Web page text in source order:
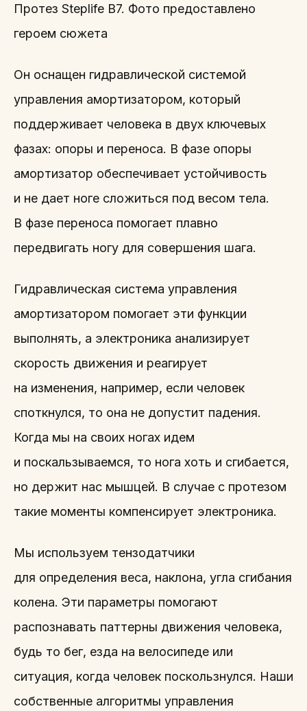
Протез Steplife B7. Фото предоставлено
героем сюжета
Он оснащен гидравлической системой
управления амортизатором, который
поддерживает человека в двух ключевых
фазах: опоры и переноса. В фазе опоры
амортизатор обеспечивает устойчивость
и не дает ноге сложиться под весом тела.
В фазе переноса помогает плавно
передвигать ногу для совершения шага.
Гидравлическая система управления
амортизатором помогает эти функции
выполнять, а электроника анализирует
скорость движения и реагирует
на изменения, например, если человек
споткнулся, то она не допустит падения.
Когда мы на своих ногах идем
и поскальзываемся, то нога хоть и сгибается,
но держит нас мышцей. В случае с протезом
такие моменты компенсирует электроника.
Мы используем тензодатчики
для определения веса, наклона, угла сгибания
колена. Эти параметры помогают
распознавать паттерны движения человека,
будь то бег, езда на велосипеде или
ситуация, когда человек поскользнулся. Наши
собственные алгоритмы управления